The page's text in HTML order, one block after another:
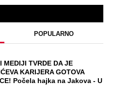
POPULARNO
MEDIJI TVRDE DA JE
KARIJERA GOTOVA
Počela hajka na Jakova - U